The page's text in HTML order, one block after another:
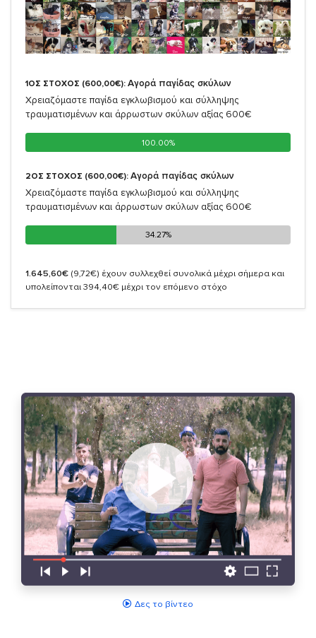
1ΟΣ ΣΤΟΧΟΣ (600,00€): Αγορά παγίδας σκύλων
Χρειαζόμαστε παγίδα εγκλωβισμού και σύλληψης
τραυματισμένων και άρρωστων σκύλων αξίας 600€
100.00%
100.00%
2ΟΣ ΣΤΟΧΟΣ (600,00€): Αγορά παγίδας σκύλων
Χρειαζόμαστε παγίδα εγκλωβισμού και σύλληψης
τραυματισμένων και άρρωστων σκύλων αξίας 600€
34.27%
34.27%
1.645,60€ (9,72€) έχουν συλλεχθεί συνολικά μέχρι σήμερα και
υπολείπονται 394,40€ μέχρι τον επόμενο στόχο
Δες το βίντεο